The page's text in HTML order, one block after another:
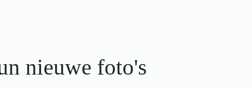
nieuwe foto's